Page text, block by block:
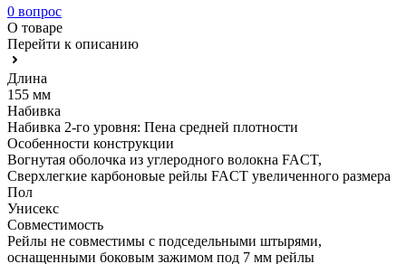
0 вопрос
О товаре
Перейти к описанию
Длина
155 мм
Набивка
Набивка 2-го уровня: Пена средней плотности
Особенности конструкции
Вогнутая оболочка из углеродного волокна FACT,
Сверхлегкие карбоновые рейлы FACT увеличенного размера
Пол
Унисекс
Совместимость
Рейлы не совместимы с подседельными штырями,
оснащенными боковым зажимом под 7 мм рейлы